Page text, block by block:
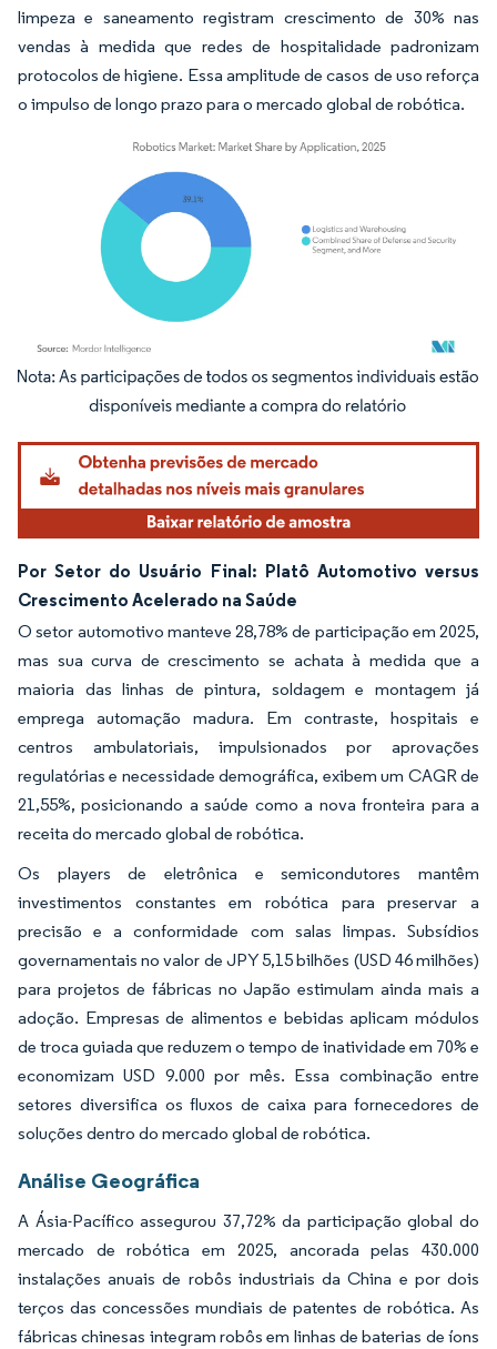
limpeza e saneamento registram crescimento de 30% nas
vendas à medida que redes de hospitalidade padronizam
protocolos de higiene. Essa amplitude de casos de uso reforça
o impulso de longo prazo para o mercado global de robótica.
Imagem © Mordor Intelligence. O reuso requer atribuição conforme CC BY 4.0.
Por Setor do Usuário Final: Platô Automotivo versus
Crescimento Acelerado na Saúde
O setor automotivo manteve 28,78% de participação em 2025,
mas sua curva de crescimento se achata à medida que a
maioria das linhas de pintura, soldagem e montagem já
emprega automação madura. Em contraste, hospitais e
centros ambulatoriais, impulsionados por aprovações
regulatórias e necessidade demográfica, exibem um CAGR de
21,55%, posicionando a saúde como a nova fronteira para a
receita do mercado global de robótica.
Os players de eletrônica e semicondutores mantêm
investimentos constantes em robótica para preservar a
precisão e a conformidade com salas limpas. Subsídios
governamentais no valor de JPY 5,15 bilhões (USD 46 milhões)
para projetos de fábricas no Japão estimulam ainda mais a
adoção. Empresas de alimentos e bebidas aplicam módulos
de troca guiada que reduzem o tempo de inatividade em 70% e
economizam USD 9.000 por mês. Essa combinação entre
setores diversifica os fluxos de caixa para fornecedores de
soluções dentro do mercado global de robótica.
Análise Geográfica
A Ásia-Pacífico assegurou 37,72% da participação global do
mercado de robótica em 2025, ancorada pelas 430.000
instalações anuais de robôs industriais da China e por dois
terços das concessões mundiais de patentes de robótica. As
fábricas chinesas integram robôs em linhas de baterias de íons